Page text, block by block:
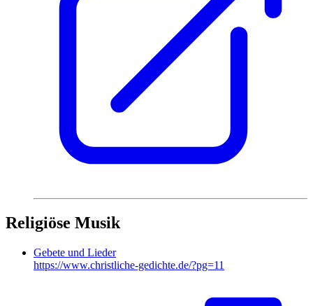
Religiöse Musik
Gebete und Lieder
https://www.christliche-gedichte.de/?pg=11